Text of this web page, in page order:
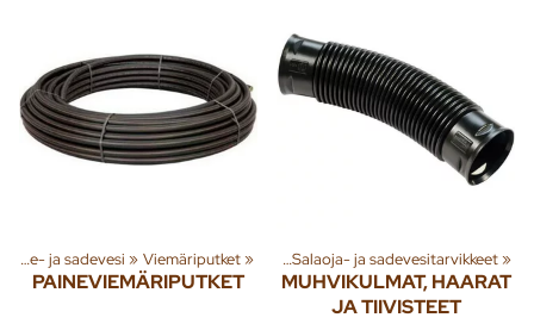
Jäte- ja sadevesi ‪» Viemäriputket‪»
PAINEVIEMÄRIPUTKET
‪»Rakenna ‪»Jäte- ja sadevesi ‪»Salaoja- ja sadevesitarvikkeet‪»
MUHVIKULMAT, HAARAT
JA TIIVISTEET